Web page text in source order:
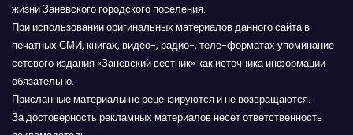
жизни Заневского городского поселения.
При использовании оригинальных материалов данного сайта в
печатных СМИ, книгах, видео-, радио-, теле-форматах упоминание
сетевого издания «Заневский вестник» как источника информации
обязательно.
Присланные материалы не рецензируются и не возвращаются.
За достоверность рекламных материалов несет ответственность